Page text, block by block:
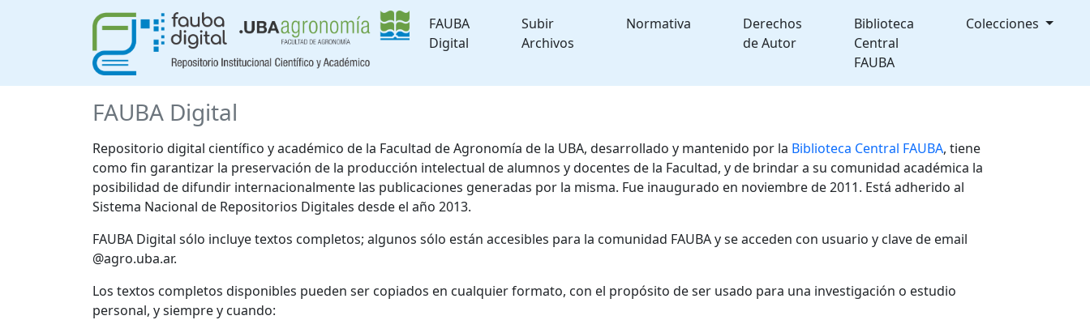
FAUBA
Digital
Subir
Archivos
Normativa
Derechos
de Autor
Biblioteca
Central
FAUBA
Colecciones
FAUBA Digital
Repositorio digital científico y académico de la Facultad de Agronomía de la UBA, desarrollado y mantenido por la Biblioteca Central FAUBA, tiene
como fin garantizar la preservación de la producción intelectual de alumnos y docentes de la Facultad, y de brindar a su comunidad académica la
posibilidad de difundir internacionalmente las publicaciones generadas por la misma. Fue inaugurado en noviembre de 2011. Está adherido al
Sistema Nacional de Repositorios Digitales desde el año 2013.
FAUBA Digital sólo incluye textos completos; algunos sólo están accesibles para la comunidad FAUBA y se acceden con usuario y clave de email
@agro.uba.ar.
Los textos completos disponibles pueden ser copiados en cualquier formato, con el propósito de ser usado para una investigación o estudio
personal, y siempre y cuando: